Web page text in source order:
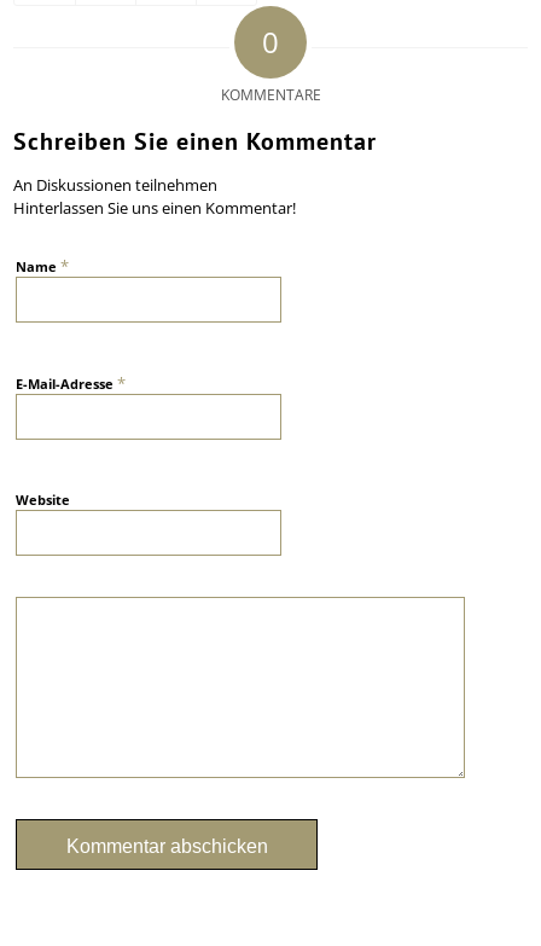
0
KOMMENTARE
Schreiben Sie einen Kommentar
An Diskussionen teilnehmen
Hinterlassen Sie uns einen Kommentar!
Name*
E-Mail-Adresse*
Website